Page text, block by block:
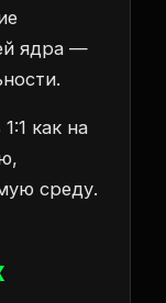
ядра —
как на
среду.